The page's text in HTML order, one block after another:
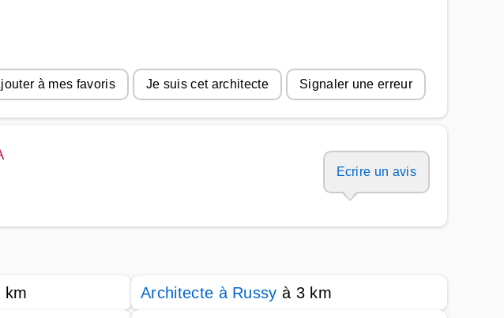
à mes favoris Je suis cet architecte Signaler une erreur
Ecrire un avis
km Architecte à Russy à 3 km